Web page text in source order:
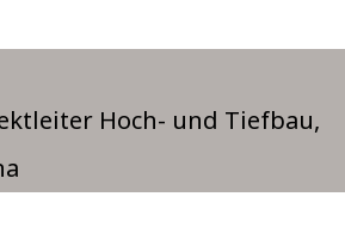
Hoch- und Tiefbau,